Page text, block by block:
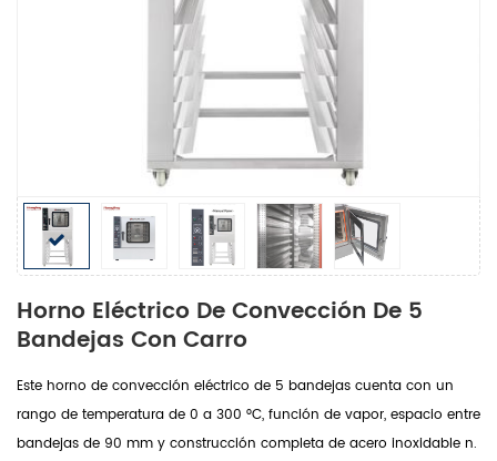
Horno Eléctrico De Convección De 5
Bandejas Con Carro
Este horno de convección eléctrico de 5 bandejas cuenta con un
rango de temperatura de 0 a 300 °C, función de vapor, espacio entre
bandejas de 90 mm y construcción completa de acero inoxidable n.